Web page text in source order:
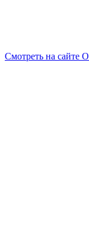
Смотреть на сайте